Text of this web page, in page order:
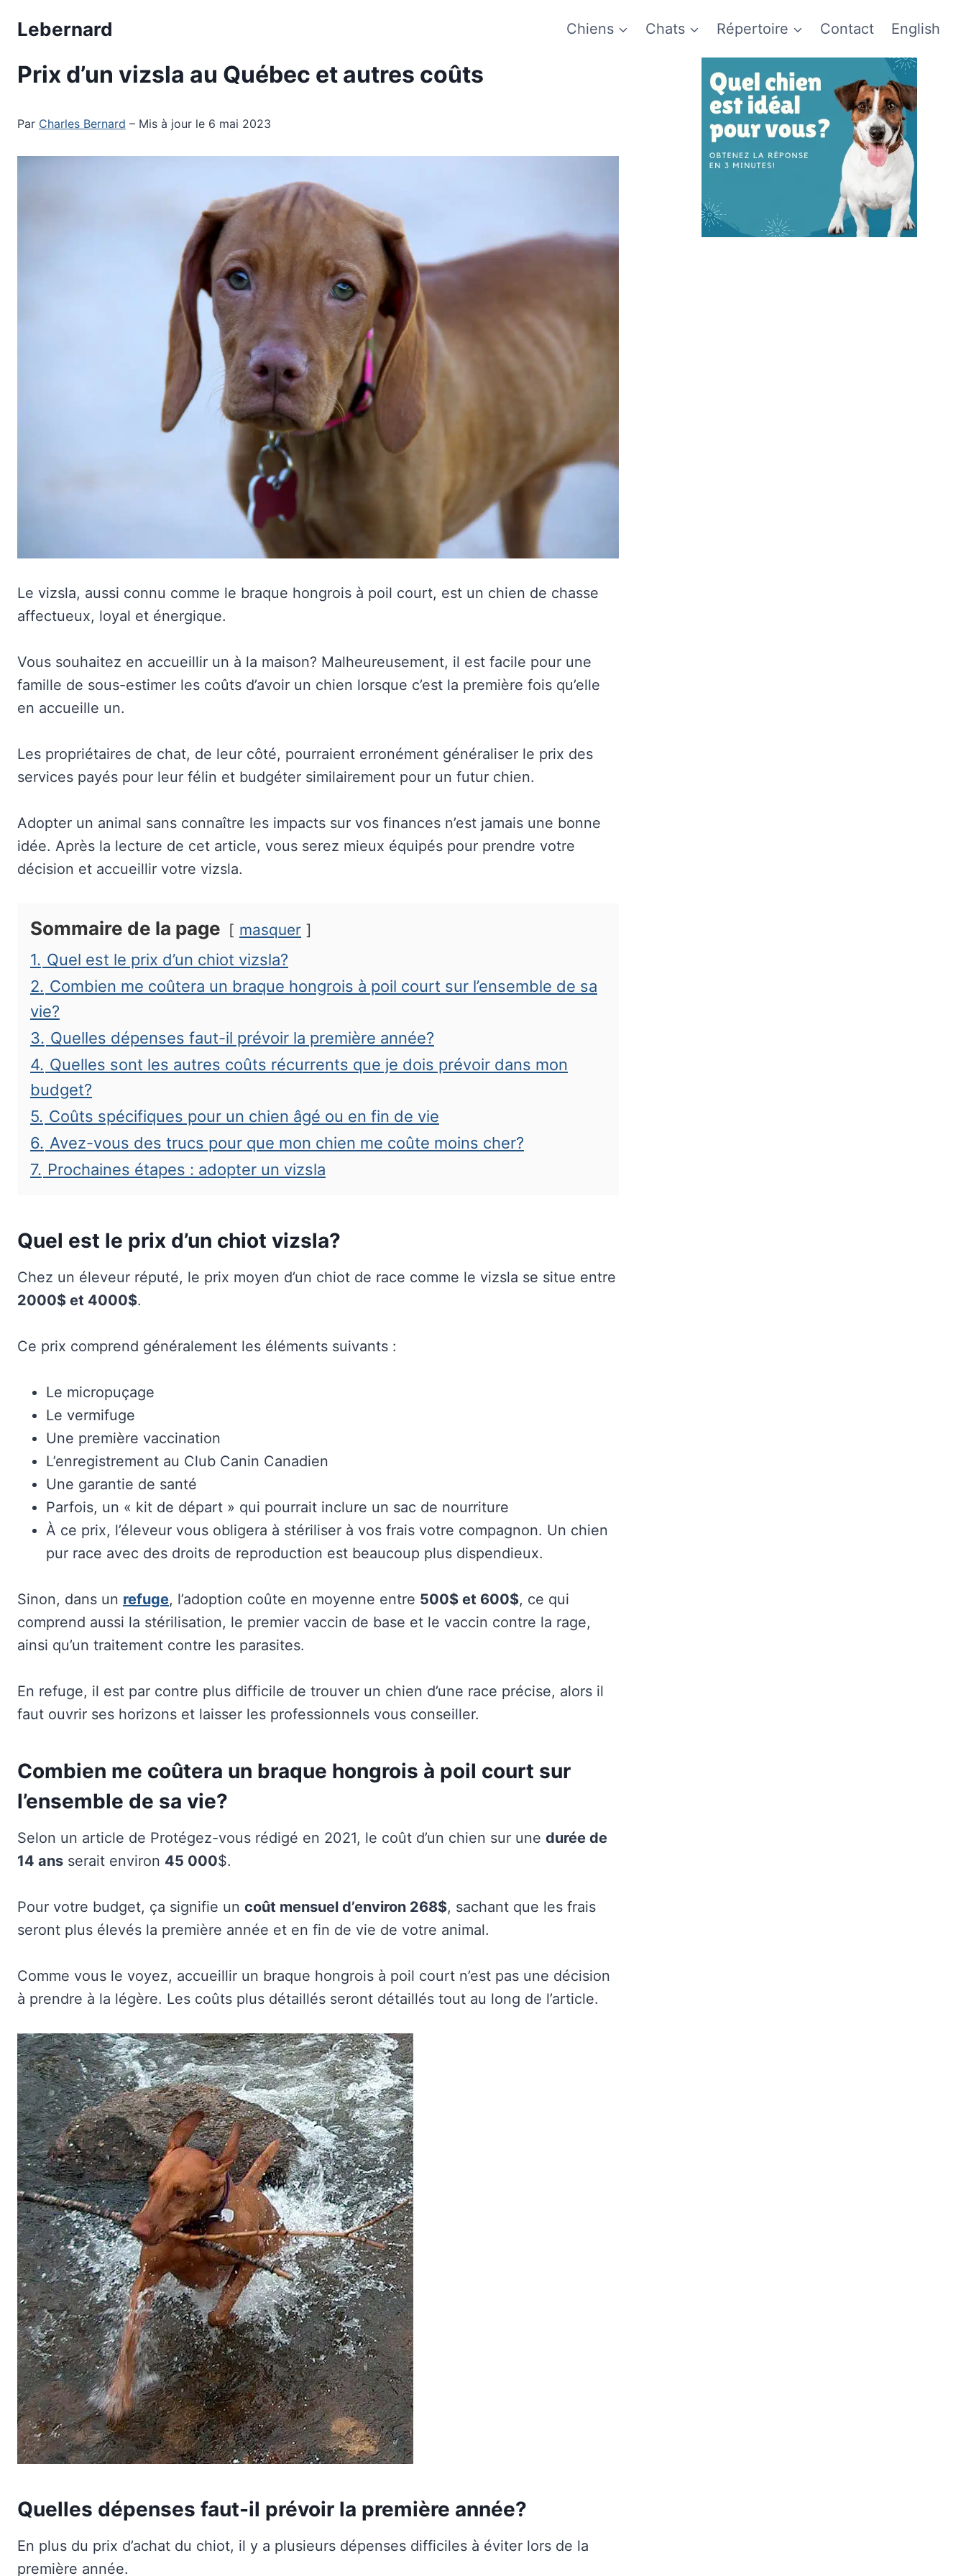
Lebernard Chiens Chats Répertoire Contact English
Prix d’un vizsla au Québec et autres coûts
Par Charles Bernard – Mis à jour le 6 mai 2023
Le vizsla, aussi connu comme le braque hongrois à poil court, est un chien de chasse
affectueux, loyal et énergique.
Vous souhaitez en accueillir un à la maison? Malheureusement, il est facile pour une
famille de sous-estimer les coûts d’avoir un chien lorsque c’est la première fois qu’elle
en accueille un.
Les propriétaires de chat, de leur côté, pourraient erronément généraliser le prix des
services payés pour leur félin et budgéter similairement pour un futur chien.
Adopter un animal sans connaître les impacts sur vos finances n’est jamais une bonne
idée. Après la lecture de cet article, vous serez mieux équipés pour prendre votre
décision et accueillir votre vizsla.
Sommaire de la page masquer
1. Quel est le prix d’un chiot vizsla?
2. Combien me coûtera un braque hongrois à poil court sur l’ensemble de sa
vie?
3. Quelles dépenses faut-il prévoir la première année?
4. Quelles sont les autres coûts récurrents que je dois prévoir dans mon
budget?
5. Coûts spécifiques pour un chien âgé ou en fin de vie
6. Avez-vous des trucs pour que mon chien me coûte moins cher?
7. Prochaines étapes : adopter un vizsla
Quel est le prix d’un chiot vizsla?
Chez un éleveur réputé, le prix moyen d’un chiot de race comme le vizsla se situe entre
2000$ et 4000$.
Ce prix comprend généralement les éléments suivants :
Le micropuçage
Le vermifuge
Une première vaccination
L’enregistrement au Club Canin Canadien
Une garantie de santé
Parfois, un « kit de départ » qui pourrait inclure un sac de nourriture
À ce prix, l’éleveur vous obligera à stériliser à vos frais votre compagnon. Un chien
pur race avec des droits de reproduction est beaucoup plus dispendieux.
Sinon, dans un refuge, l’adoption coûte en moyenne entre 500$ et 600$, ce qui
comprend aussi la stérilisation, le premier vaccin de base et le vaccin contre la rage,
ainsi qu’un traitement contre les parasites.
En refuge, il est par contre plus difficile de trouver un chien d’une race précise, alors il
faut ouvrir ses horizons et laisser les professionnels vous conseiller.
Combien me coûtera un braque hongrois à poil court sur
l’ensemble de sa vie?
Selon un article de Protégez-vous rédigé en 2021, le coût d’un chien sur une durée de
14 ans serait environ 45 000$.
Pour votre budget, ça signifie un coût mensuel d’environ 268$, sachant que les frais
seront plus élevés la première année et en fin de vie de votre animal.
Comme vous le voyez, accueillir un braque hongrois à poil court n’est pas une décision
à prendre à la légère. Les coûts plus détaillés seront détaillés tout au long de l’article.
Quelles dépenses faut-il prévoir la première année?
En plus du prix d’achat du chiot, il y a plusieurs dépenses difficiles à éviter lors de la
première année.